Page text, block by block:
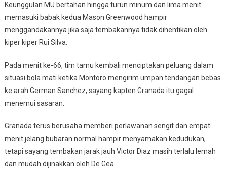
Keunggulan MU bertahan hingga turun minum dan lima menit
memasuki babak kedua Mason Greenwood hampir
menggandakannya jika saja tembakannya tidak dihentikan oleh
kiper kiper Rui Silva.
Pada menit ke-66, tim tamu kembali menciptakan peluang dalam
situasi bola mati ketika Montoro mengirim umpan tendangan bebas
ke arah German Sanchez, sayang kapten Granada itu gagal
menemui sasaran.
Granada terus berusaha memberi perlawanan sengit dan empat
menit jelang bubaran normal hampir menyamakan kedudukan,
tetapi sayang tembakan jarak jauh Victor Diaz masih terlalu lemah
dan mudah dijinakkan oleh De Gea.